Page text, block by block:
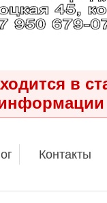
в
Контакты